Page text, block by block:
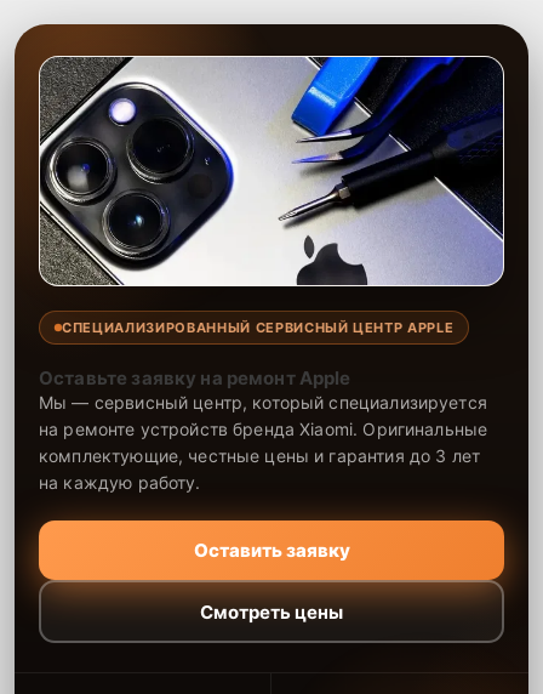
СПЕЦИАЛИЗИРОВАННЫЙ СЕРВИСНЫЙ ЦЕНТР APPLE
Оставьте заявку на ремонт Apple
Мы — сервисный центр, который специализируется
на ремонте устройств бренда Xiaomi. Оригинальные
комплектующие, честные цены и гарантия до 3 лет
на каждую работу.
Оставить заявку
Смотреть цены